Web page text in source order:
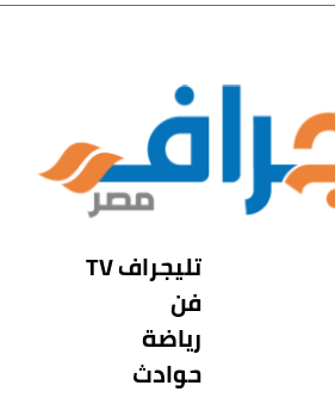
تليجراف TV
فن
رياضة
حوادث